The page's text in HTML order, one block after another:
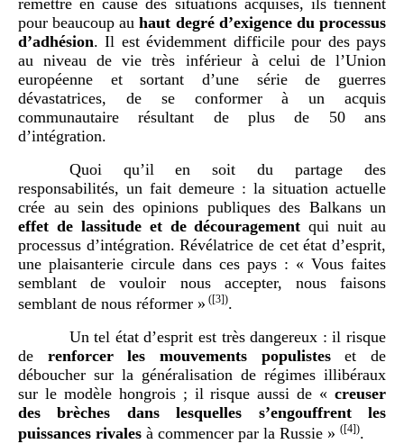
remettre en cause des situations acquises, ils tiennent
pour beaucoup au haut degré d’exigence du processus
d’adhésion. Il est évidemment difficile pour des pays
au niveau de vie très inférieur à celui de l’Union
européenne et sortant d’une série de guerres
dévastatrices, de se conformer à un acquis
communautaire résultant de plus de 50
ans
d’intégration.
Quoi qu’il en soit du partage des
responsabilités, un fait demeure : la situation actuelle
crée au sein des opinions publiques des Balkans un
effet de lassitude et de découragement qui nuit au
processus d’intégration. Révélatrice de cet état d’esprit,
une plaisanterie circule dans ces pays : « Vous faites
semblant de vouloir nous accepter, nous faisons
semblant de nous réformer » ([3]).
Un tel état d’esprit est très dangereux : il risque
de
renforcer les mouvements populisteset de
déboucher sur la généralisation de régimes illibéraux
sur le modèle hongrois ; il risque aussi de «creuser
des brèches dans lesquelles s’engouffrent les
puissances rivales à commencer par la Russie » ([4]).